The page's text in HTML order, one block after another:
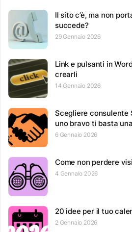
Il sito c’è, ma non
succede?
29 Gennaio 2026
Link e pulsanti in
crearli
14 Gennaio 2026
Scegliere consulente
uno bravo ti basta
6 Gennaio 2026
Come non perdere
4 Gennaio 2026
20 idee per il tuo
2 Gennaio 2026